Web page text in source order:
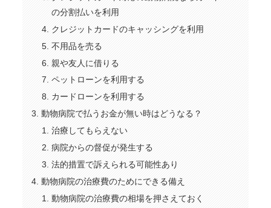
の分割払いを利用
クレジットカードのキャッシングを利用
不用品を売る
親や友人に借りる
ペットローンを利用する
カードローンを利用する
動物病院で払うお金が無い時はどうなる？
治療してもらえない
病院からの督促が発生する
法的措置で訴えられる可能性あり
動物病院の治療費のためにできる備え
動物病院の治療費の相場を押さえておく